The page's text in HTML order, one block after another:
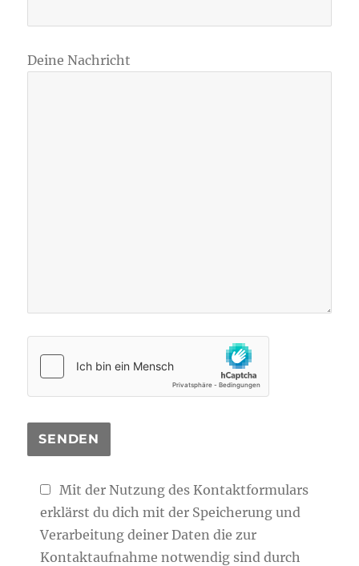
Deine Nachricht
Mit der Nutzung des Kontaktformulars
erklärst du dich mit der Speicherung und
Verarbeitung deiner Daten die zur
Kontaktaufnahme notwendig sind durch